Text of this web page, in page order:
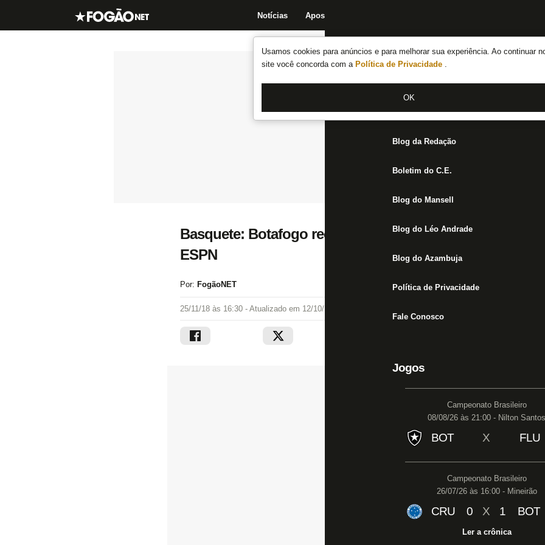
Usamos cookies para anúncios e para melhorar sua experiência. Ao continuar
site você concorda com a Política de Privacidade .
OK
Notícias Apostas
Notícias do Botafogo
Fórum
Jogos
Blog da Redação
Boletim do C.E.
Blog do Mansell
Blog do Léo Andrade
Blog do Azambuja
Política de Privacidade
Fale Conosco
Jogos
Campeonato Brasileiro
08/08/26 às 21:00 - Nilton Santos
BOT X FLU
Campeonato Brasileiro
26/07/26 às 16:00 - Mineirão
CRU 0 X 1 BOT
Ler a crônica
Basquete: Botafogo recebe o São José nesta terça-feira
ESPN
Por: FogãoNET
25/11/18 às 16:30 - Atualizado em 12/10/19 às 16:53